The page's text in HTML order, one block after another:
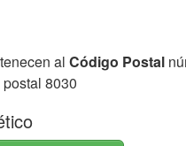
al Código Postal
postal 8030